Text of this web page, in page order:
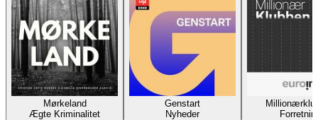
Mørkeland
Ægte Kriminalitet
Genstart
Nyheder